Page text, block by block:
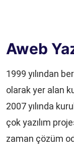
Aweb
1999 yılından
olarak yer alan
2007 yılında
çok yazılım
zaman çözüm